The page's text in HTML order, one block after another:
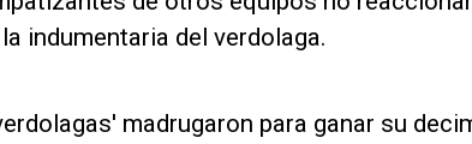
indumentaria del verdolaga.
madrugaron para ganar su